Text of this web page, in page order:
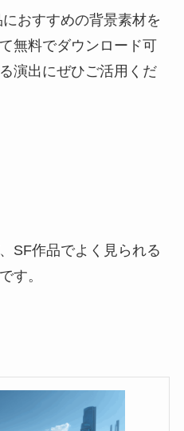
おすすめの背景素材を
無料でダウンロード可
演出にぜひご活用くだ
SF作品でよく見られる
す。